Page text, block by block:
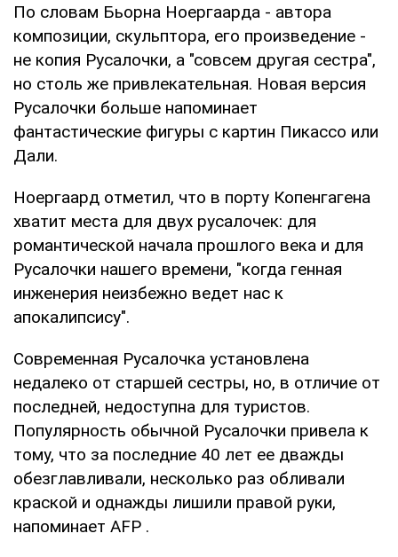
По словам Бьорна Ноергаарда - автора
композиции, скульптора, его произведение -
не копия Русалочки, а "совсем другая сестра",
но столь же привлекательная. Новая версия
Русалочки больше напоминает
фантастические фигуры с картин Пикассо или
Дали.
Ноергаард отметил, что в порту Копенгагена
хватит места для двух русалочек: для
романтической начала прошлого века и для
Русалочки нашего времени, "когда генная
инженерия неизбежно ведет нас к
апокалипсису".
Современная Русалочка установлена
недалеко от старшей сестры, но, в отличие от
последней, недоступна для туристов.
Популярность обычной Русалочки привела к
тому, что за последние 40 лет ее дважды
обезглавливали, несколько раз обливали
краской и однажды лишили правой руки,
напоминает AFP .